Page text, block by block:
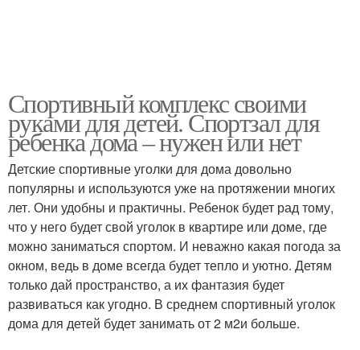
Спортивный комплекс своими
руками для детей. Спортзал для
ребенка дома – нужен или нет
Детские спортивные уголки для дома довольно
популярны и используются уже на протяжении многих
лет. Они удобны и практичны. Ребенок будет рад тому,
что у него будет свой уголок в квартире или доме, где
можно заниматься спортом. И неважно какая погода за
окном, ведь в доме всегда будет тепло и уютно. Детям
только дай пространство, а их фантазия будет
развиваться как угодно. В среднем спортивный уголок
дома для детей будет занимать от 2 м2и больше.